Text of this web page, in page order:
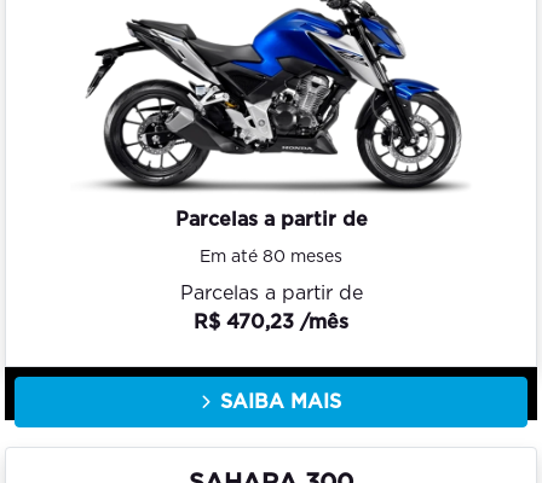
Parcelas a partir de
Em até 80 meses
Parcelas a partir de
R$ 470,23 /mês
SAIBA MAIS